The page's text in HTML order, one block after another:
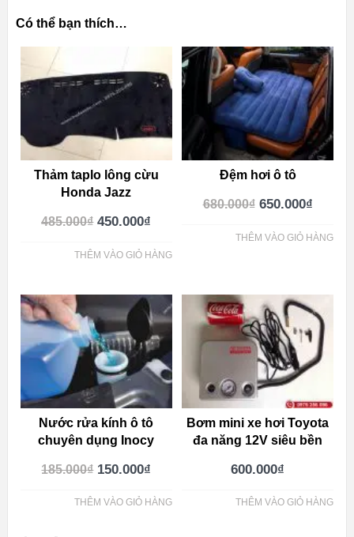
Có thể bạn thích…
Thảm taplo lông cừu
Honda Jazz
485.000₫ 450.000₫
THÊM VÀO GIỎ HÀNG
Đệm hơi ô tô
680.000₫ 650.000₫
THÊM VÀO GIỎ HÀNG
Nước rửa kính ô tô
chuyên dụng Inocy
185.000₫ 150.000₫
THÊM VÀO GIỎ HÀNG
Bơm mini xe hơi Toyota
đa năng 12V siêu bền
600.000₫
THÊM VÀO GIỎ HÀNG